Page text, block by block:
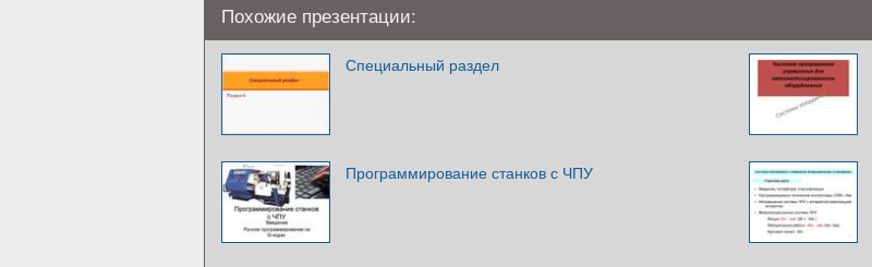
Похожие презентации:
Специальный раздел
Программирование станков с ЧПУ